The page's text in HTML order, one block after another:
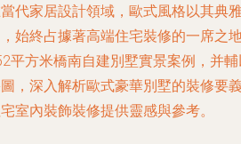
代家居設計領域，歐式風格以其典
始終占據著高端住宅裝修的一席之
平方米橋南自建別墅實景案例，并
，深入解析歐式豪華別墅的裝修要
室內裝飾裝修提供靈感與參考。